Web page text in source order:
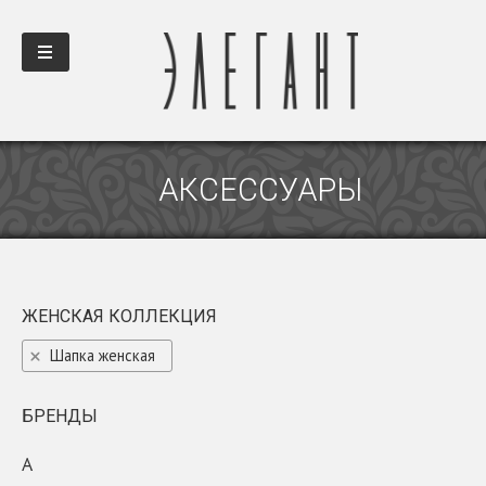
АКСЕССУАРЫ
ЖЕНСКАЯ КОЛЛЕКЦИЯ
Шапка женская
БРЕНДЫ
A